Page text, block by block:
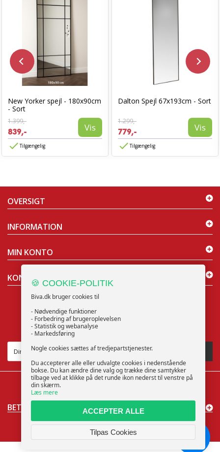
New Yorker spejl - 180x90cm
- Sort
1.399,-
839,- Vis
Tilgængelig
Dalton Spejl 67x193cm - Sort
1.299,-
779,- Vis
Tilgængelig
OVERSIGT
INFORMATION
© 2025 Biva ApS | CVR: 40373853 | support@biva.dk
MIN KONTO
KONTAKT OS
NYHEDSBREV
BETALINGSMÅDER
🍪 COOKIE-POLITIK
Biva.dk bruger cookies til
- Nødvendige funktioner
- Forbedring af brugeroplevelsen
- Statistik og webanalyse
- Markedsføring
Nogle cookies sættes af tredjepartstjenester.
Du accepterer alle eller udvalgte cookies i nedenstående
bokse. Du kan ændre dine valg og trække dine samtykker
tilbage ved at klikke på det runde ikon nederst til venstre på
din skærm.
Læs mere
ACCEPTER ALLE
Tilpas Cookies